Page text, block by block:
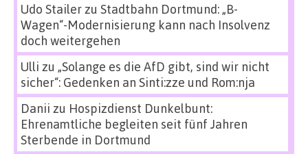
Udo Stailerzu Stadtbahn Dortmund: „B-
Wagen“-Modernisierung kann nach Insolvenz
doch weitergehen
Ulli zu „Solange es die AfD gibt, sind wir nicht
sicher“: Gedenken an Sinti:zze und Rom:nja
Danii zu Hospizdienst Dunkelbunt:
Ehrenamtliche begleiten seit fünf Jahren
Sterbende in Dortmund